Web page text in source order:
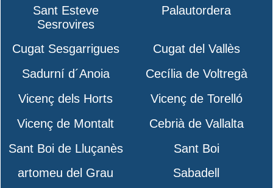
Sant Esteve
Sesrovires
Palautordera
Cugat Sesgarrigues
Cugat del Vallès
Sadurní d´Anoia
Cecília de Voltregà
Vicenç dels Horts
Vicenç de Torelló
Vicenç de Montalt
Cebrià de Vallalta
Sant Boi de Lluçanès
Sant Boi
artomeu del Grau
Sabadell